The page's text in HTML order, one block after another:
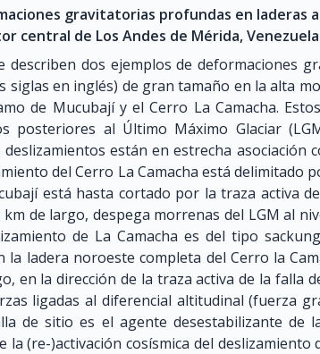
gravitatorias profundas en laderas
central de Los Andes de Mérida,
describen dos ejemplos de deformaciones
siglas en inglés) de gran tamaño en la alta
de Mucubají y el Cerro La Camacha.
posteriores al Último Máximo Glaciar
deslizamientos están en estrecha asociación
del Cerro La Camacha está delimitado
está hasta cortado por la traza activa
km de largo, despega morrenas del LGM al
de La Camacha es del tipo
la ladera noroeste completa del Cerro la
en la dirección de la traza activa de la falla
ligadas al diferencial altitudinal (fuerza
de sitio es el agente desestabilizante de
la (re-)activación cosísmica del